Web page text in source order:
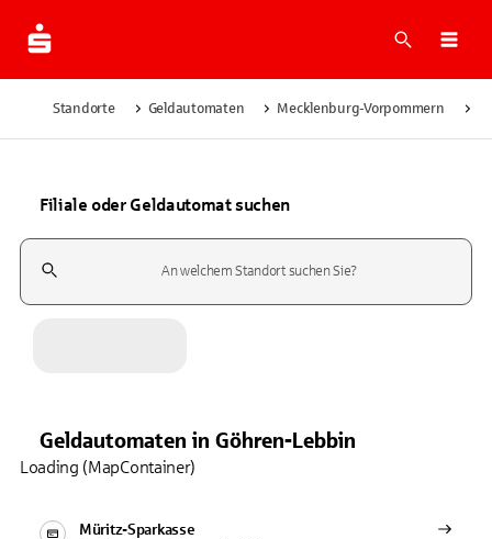
Suche
Standorte Geldautomaten Mecklenburg-Vorpommern
Filiale oder Geldautomat suchen
Suchfeld
Geldautomaten in Göhren-Lebbin
Müritz-Sparkasse
Loading (MapContainer)